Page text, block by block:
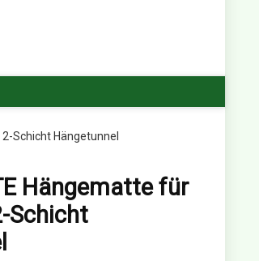
Schicht Hängetunnel
Hängematte für
Schicht